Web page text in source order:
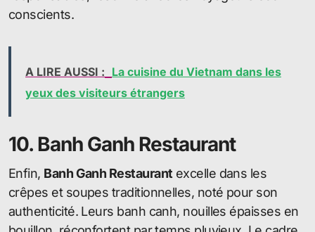
conscients.
A LIRE AUSSI : La cuisine du Vietnam dans les
yeux des visiteurs étrangers
10. Banh Ganh Restaurant
Enfin, Banh Ganh Restaurant excelle dans les
crêpes et soupes traditionnelles, noté pour son
authenticité. Leurs banh canh, nouilles épaisses en